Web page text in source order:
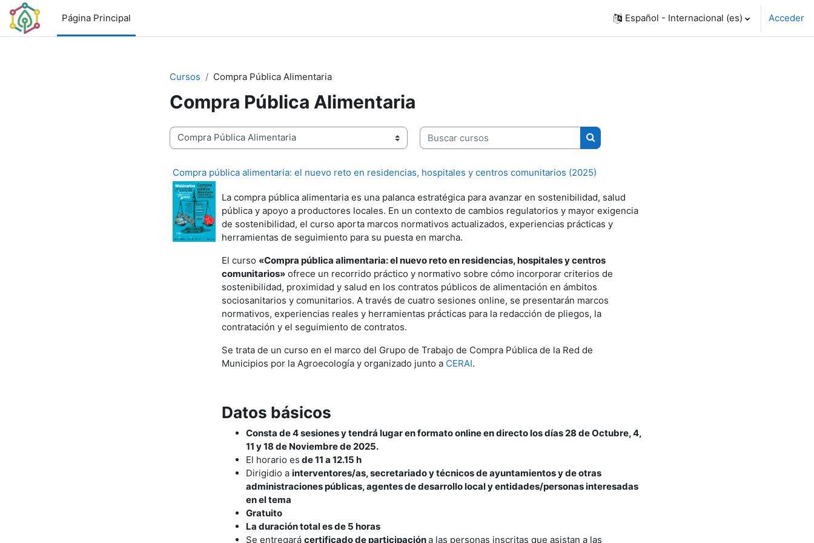
Salta al contenido principal
Página Principal
Español - Internacional ‎(es)‎ Acceder
Cursos Compra Pública Alimentaria
Compra Pública Alimentaria
Categorías
Buscar cursos
Buscar cursos
Compra pública alimentaria: el nuevo reto en residencias, hospitales y centros comunitarios (2025)
La compra pública alimentaria es una palanca estratégica para avanzar en sostenibilidad, salud
pública y apoyo a productores locales. En un contexto de cambios regulatorios y mayor exigencia
de sostenibilidad, el curso aporta marcos normativos actualizados, experiencias prácticas y
herramientas de seguimiento para su puesta en marcha.
El curso «Compra pública alimentaria: el nuevo reto en residencias, hospitales y centros
comunitarios»ofrece un recorrido práctico y normativo sobre cómo incorporar criterios de
sostenibilidad, proximidad y salud en los contratos públicos de alimentación en ámbitos
sociosanitarios y comunitarios. A través de cuatro sesiones online, se presentarán marcos
normativos, experiencias reales y herramientas prácticas para la redacción de pliegos, la
contratación y el seguimiento de contratos.
Se trata de un curso en el marco del Grupo de Trabajo de Compra Pública de la Red de
Municipios por la Agroecología y organizado junto a CERAI.
Datos básicos
Consta de 4 sesiones y tendrá lugar en formato online en directo los días 28 de Octubre, 4,
11 y 18 de Noviembre de 2025.
El horario es de 11 a 12.15 h
Dirigidio a interventores/as, secretariado y técnicos de ayuntamientos y de otras
administraciones públicas, agentes de desarrollo local y entidades/personas interesadas
en el tema
Gratuito
La duración total es de 5 horas
Se entregará certificado de participacióna las personas inscritas que asistan a las